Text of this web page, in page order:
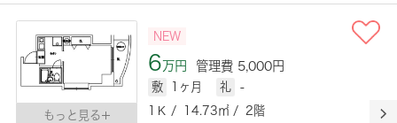
もっと見る
NEW
6万円 管理費 5,000円
敷 1ヶ月 礼
-
1Ｋ / 14.73㎡ / 2階